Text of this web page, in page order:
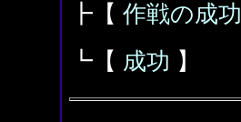
┣【 作戦の成功
┗【 成功 】